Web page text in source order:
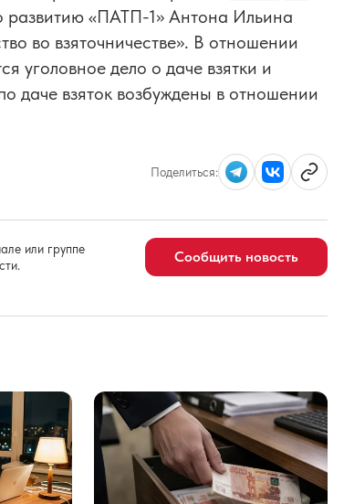
развитию «ПАТП-1» Антона Ильина
во взяточничестве». В отношении
уголовное дело о даче взятки и
даче взяток возбуждены в отношении
Поделиться:
или группе
Сообщить новость